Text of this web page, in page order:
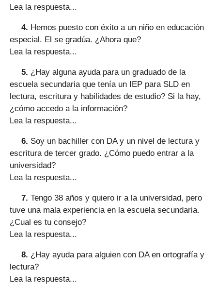
Lea la respuesta...
4. Hemos puesto con éxito a un niño en educación
especial. El se gradúa. ¿Ahora que?
Lea la respuesta...
5. ¿Hay alguna ayuda para un graduado de la
escuela secundaria que tenía un IEP para SLD en
lectura, escritura y habilidades de estudio? Si la hay,
¿cómo accedo a la información?
Lea la respuesta...
6. Soy un bachiller con DA y un nivel de lectura y
escritura de tercer grado. ¿Cómo puedo entrar a la
universidad?
Lea la respuesta...
7. Tengo 38 años y quiero ir a la universidad, pero
tuve una mala experiencia en la escuela secundaria.
¿Cual es tu consejo?
Lea la respuesta...
8. ¿Hay ayuda para alguien con DA en ortografía y
lectura?
Lea la respuesta...